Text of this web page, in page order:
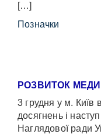
[…]
Позначки
РОЗВИТОК
3 грудня у м. Київ
досягнень і
Наглядової ради